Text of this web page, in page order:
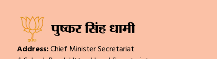
Address:Chief Minister Secretariat